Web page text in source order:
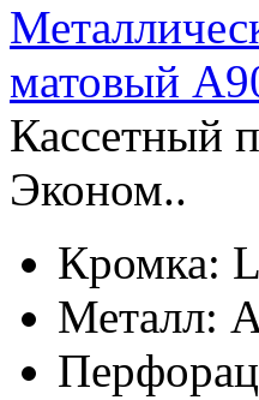
матовый
Кассетный
Эконом..
Кромка:
Металл: